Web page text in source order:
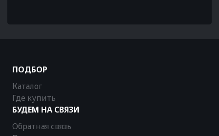
ПОДБОР
Каталог
Где купить
БУДЕМ НА СВЯЗИ
Обратная связь